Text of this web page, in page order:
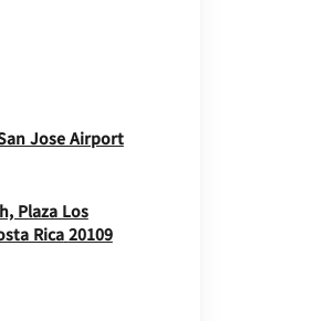
New Window
Jose Airport
Plaza Los
Rica 20109Opens In New Window